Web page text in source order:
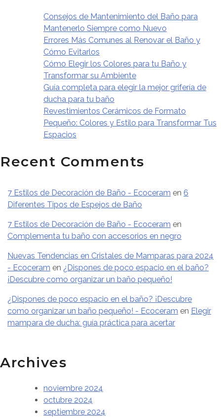
Consejos de Mantenimiento del Baño para
Mantenerlo Siempre como Nuevo
Errores Más Comunes al Renovar el Baño y
Cómo Evitarlos
Cómo Elegir los Colores para tu Baño y
Transformar su Ambiente
Guía completa para elegir la mejor grifería de
ducha para tu baño
Revestimientos Cerámicos de Formato
Pequeño: Colores y Estilo para Transformar Tus
Espacios
Recent Comments
7 Estilos de Decoración de Baño - Ecoceram en 6
Diferentes Tipos de Espejos de Baño
7 Estilos de Decoración de Baño - Ecoceram en
Complementa tu baño con accesorios en negro
Nuevas Tendencias en Cristales de Mamparas para 2024
- Ecoceram en ¿Dispones de poco espacio en el baño?
¡Descubre como organizar un baño pequeño!
¿Dispones de poco espacio en el baño? ¡Descubre
como organizar un baño pequeño! - Ecoceram en Elegir
mampara de ducha: guía práctica para acertar
Archives
noviembre 2024
octubre 2024
septiembre 2024